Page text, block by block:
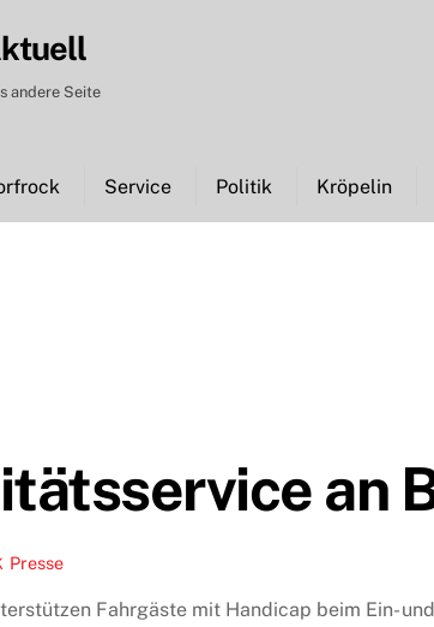
andere Seite
Service Politik Kröpelin
an
Presse
Fahrgäste mit Handicap beim Ein-